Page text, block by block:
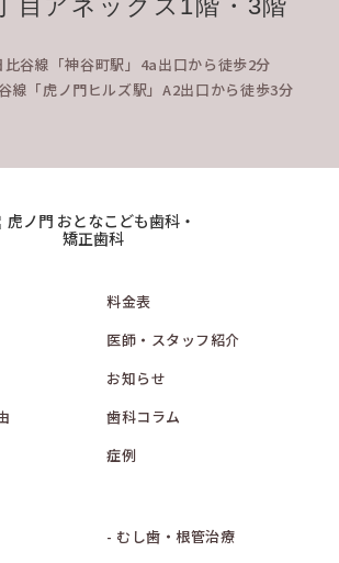
目アネックス1階・3階
比谷線「神谷町駅」4a出口から徒歩2分
線「虎ノ門ヒルズ駅」A2出口から徒歩3分
料金表
医師・スタッフ紹介
お知らせ
歯科コラム
症例
- むし歯・根管治療